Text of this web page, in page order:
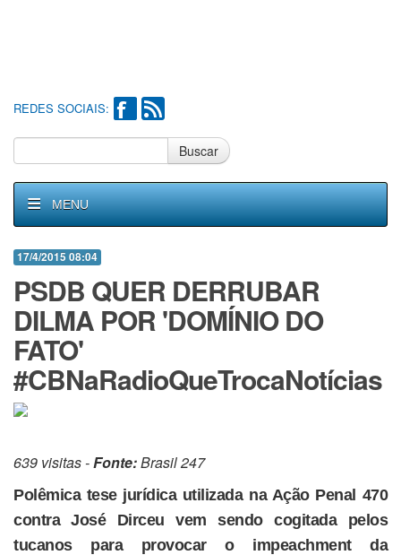
REDES SOCIAIS:
Buscar
MENU
17/4/2015 08:04
PSDB QUER DERRUBAR
DILMA POR 'DOMÍNIO DO
FATO'
#CBNaRadioQueTrocaNotícias
639 visitas -Fonte:Brasil 247
Polêmica tese jurídica utilizada na Ação Penal 470
contra José Dirceu vem sendo cogitada pelos
tucanos para provocar o impeachment da